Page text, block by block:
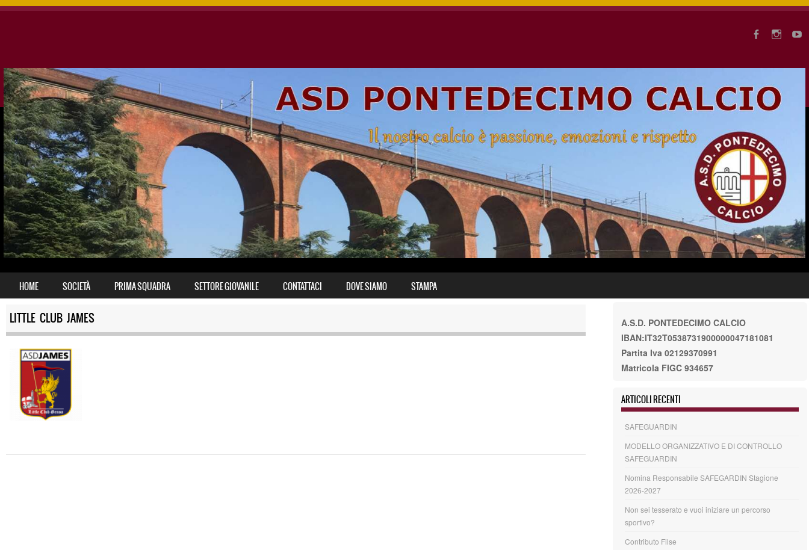
MENU
SKIP TO CONTENT
HOME SOCIETÀ PRIMA SQUADRA SETTORE GIOVANILE CONTATTACI DOVE SIAMO STAMPA
LITTLE CLUB JAMES
A.S.D. PONTEDECIMO CALCIO
IBAN:IT32T0538731900000047181081
Partita Iva 02129370991
Matricola FIGC 934657
ARTICOLI RECENTI
SAFEGUARDIN
MODELLO ORGANIZZATIVO E DI CONTROLLO
SAFEGUARDIN
Nomina Responsabile SAFEGARDIN Stagione
2026-2027
Non sei tesserato e vuoi iniziare un percorso
sportivo?
Contributo Filse